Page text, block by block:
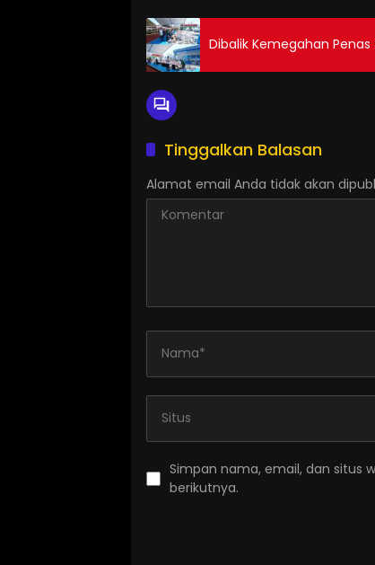
Dibalik Kemegahan Penas
Tinggalkan Balasan
Alamat email Anda tidak akan
Simpan nama, email, dan situs
berikutnya.